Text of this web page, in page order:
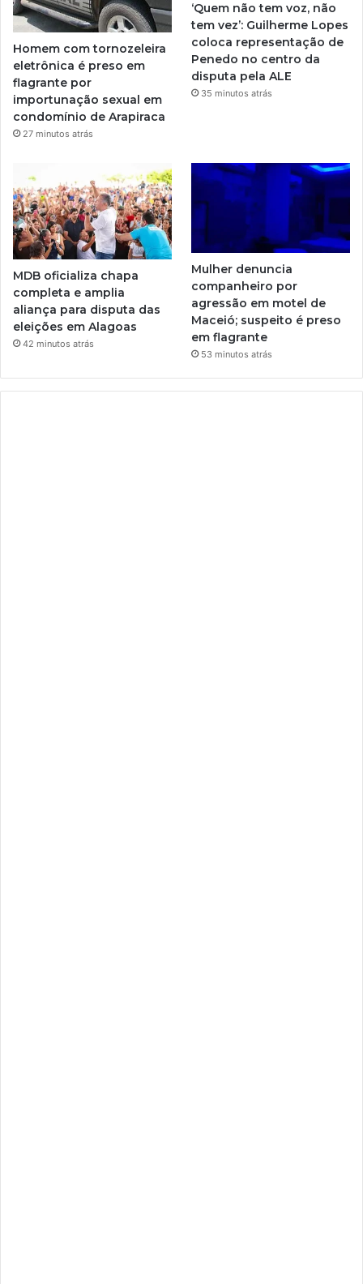
Homem com tornozeleira
eletrônica é preso em
flagrante por
importunação sexual em
condomínio de Arapiraca
27 minutos atrás
‘Quem não tem voz, não
tem vez’: Guilherme Lopes
coloca representação de
Penedo no centro da
disputa pela ALE
35 minutos atrás
MDB oficializa chapa
completa e amplia
aliança para disputa das
eleições em Alagoas
42 minutos atrás
Mulher denuncia
companheiro por
agressão em motel de
Maceió; suspeito é preso
em flagrante
53 minutos atrás